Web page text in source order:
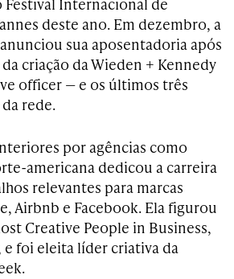
deste ano. Em dezembro, a
sua aposentadoria após
criação da Wieden + Kennedy
officer — e os últimos três
rede.
por agências como
americana dedicou a carreira
relevantes para marcas
Airbnb e Facebook. Ela figurou
Creative People in Business,
e foi eleita líder criativa da